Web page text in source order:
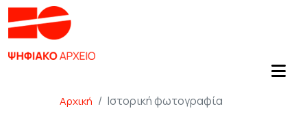
Αρχική Ιστορική φωτογραφία